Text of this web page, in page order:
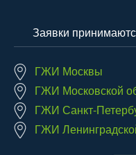
Заявки
ГЖИ Москвы
ГЖИ Московской
ГЖИ Санкт-
ГЖИ